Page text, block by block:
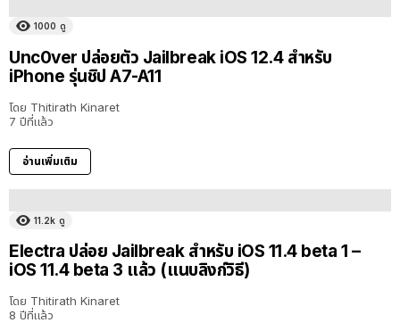
1000 ดู
Unc0ver ปล่อยตัว Jailbreak iOS 12.4 สำหรับ
iPhone รุ่นชิป A7-A11
โดย Thitirath Kinaret
7 ปีที่แล้ว
อ่านเพิ่มเติม
11.2k ดู
Electra ปล่อย Jailbreak สำหรับ iOS 11.4 beta 1 –
iOS 11.4 beta 3 แล้ว (แนบลิงก์วิธี)
โดย Thitirath Kinaret
8 ปีที่แล้ว